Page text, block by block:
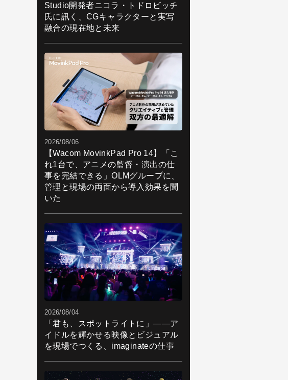
Studio開発者ニコラ・トドロビッチ
氏に訊く、CGキャラクターと実写
融合の現在地と未来
2026/08/06
【Wacom MovinkPad Pro 14】「こ
れ1台で、アニメの監督・演出の仕
事を完結できる」OLMグループに、
管理と現場の両面から導入効果を聞
いた
2026/08/04
「君も、スポットライトに」――ア
イドルを輝かせる映像とビジュアル
を現場でつくる、imaginateの仕事